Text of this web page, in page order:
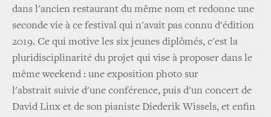
dans l'ancien restaurant du même nom et redonne une
seconde vie à ce festival qui n'avait pas connu d'édition
2019. Ce qui motive les six jeunes diplômés, c'est la
pluridisciplinarité du projet qui vise à proposer dans le
même weekend : une exposition photo sur
l'abstrait suivie d'une conférence, puis d'un concert de
David Linx et de son pianiste Diederik Wissels, et enfin